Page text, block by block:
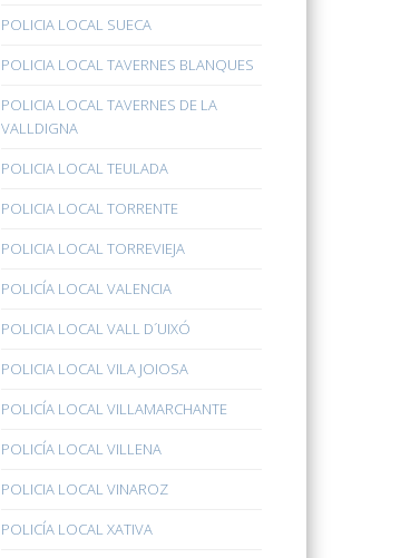
POLICIA LOCAL SUECA
POLICIA LOCAL TAVERNES BLANQUES
POLICIA LOCAL TAVERNES DE LA
VALLDIGNA
POLICIA LOCAL TEULADA
POLICIA LOCAL TORRENTE
POLICIA LOCAL TORREVIEJA
POLICÍA LOCAL VALENCIA
POLICIA LOCAL VALL D´UIXÓ
POLICIA LOCAL VILA JOIOSA
POLICÍA LOCAL VILLAMARCHANTE
POLICÍA LOCAL VILLENA
POLICIA LOCAL VINAROZ
POLICÍA LOCAL XATIVA